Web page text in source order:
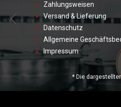
Zahlungsweisen
Versand & Lieferung
Datenschutz
Allgemeine
Impressum
* Die